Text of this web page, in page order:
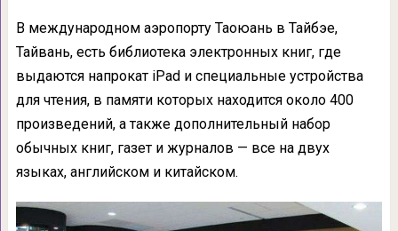
В международном аэропорту Таоюань в Тайбэе,
Тайвань, есть библиотека электронных книг, где
выдаются напрокат iPad и специальные устройства
для чтения, в памяти которых находится около 400
произведений, а также дополнительный набор
обычных книг, газет и журналов — все на двух
языках, английском и китайском.